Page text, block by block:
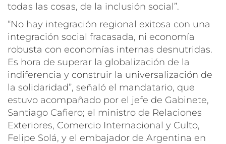
todas las cosas, de la inclusión social”.
“No hay integración regional exitosa con una
integración social fracasada, ni economía
robusta con economías internas desnutridas.
Es hora de superar la globalización de la
indiferencia y construir la universalización de
la solidaridad”, señaló el mandatario, que
estuvo acompañado por el jefe de Gabinete,
Santiago Cafiero; el ministro de Relaciones
Exteriores, Comercio Internacional y Culto,
Felipe Solá, y el embajador de Argentina en